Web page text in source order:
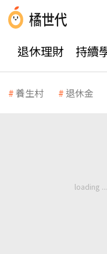
退休理財 持續
養生村 退休金